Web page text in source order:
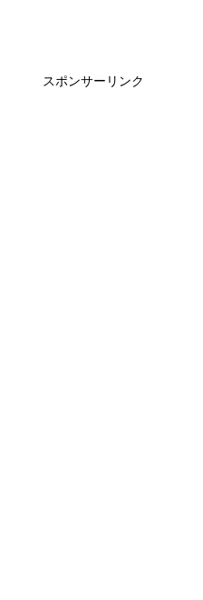
スポンサーリンク